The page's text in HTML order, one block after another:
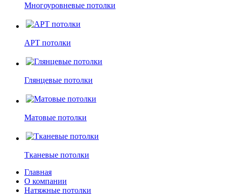
Многоуровневые потолки
АРТ потолки
Глянцевые потолки
Матовые потолки
Тканевые потолки
Главная
О компании
Натяжные потолки